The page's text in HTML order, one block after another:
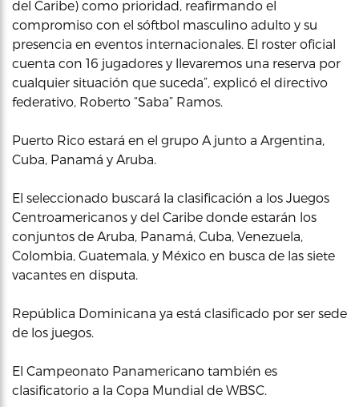
del Caribe) como prioridad, reafirmando el
compromiso con el sóftbol masculino adulto y su
presencia en eventos internacionales. El roster oficial
cuenta con 16 jugadores y llevaremos una reserva por
cualquier situación que suceda”, explicó el directivo
federativo, Roberto “Saba” Ramos.
Puerto Rico estará en el grupo A junto a Argentina,
Cuba, Panamá y Aruba.
El seleccionado buscará la clasificación a los Juegos
Centroamericanos y del Caribe donde estarán los
conjuntos de Aruba, Panamá, Cuba, Venezuela,
Colombia, Guatemala, y México en busca de las siete
vacantes en disputa.
República Dominicana ya está clasificado por ser sede
de los juegos.
El Campeonato Panamericano también es
clasificatorio a la Copa Mundial de WBSC.